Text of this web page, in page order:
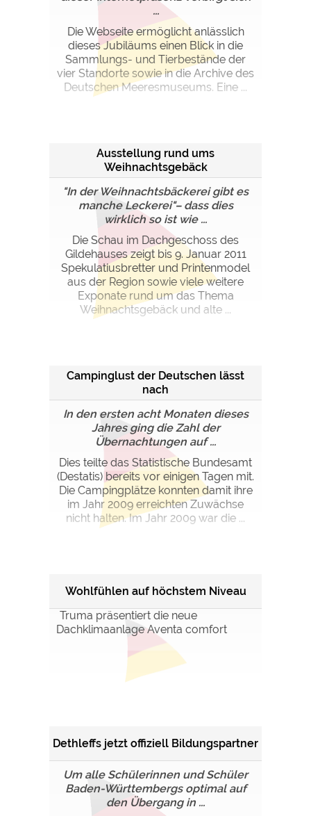
...
Die Webseite ermöglicht anlässlich
dieses Jubiläums einen Blick in die
Sammlungs- und Tierbestände der
vier Standorte sowie in die Archive des
Deutschen Meeresmuseums. Eine ...
Ausstellung rund ums
Weihnachtsgebäck
"In der Weihnachtsbäckerei gibt es
manche Leckerei"– dass dies
wirklich so ist wie ...
Die Schau im Dachgeschoss des
Gildehauses zeigt bis 9. Januar 2011
Spekulatiusbretter und Printenmodel
aus der Region sowie viele weitere
Exponate rund um das Thema
Weihnachtsgebäck und alte ...
Campinglust der Deutschen lässt
nach
In den ersten acht Monaten dieses
Jahres ging die Zahl der
Übernachtungen auf ...
Dies teilte das Statistische Bundesamt
(Destatis) bereits vor einigen Tagen mit.
Die Campingplätze konnten damit ihre
im Jahr 2009 erreichten Zuwächse
nicht halten. Im Jahr 2009 war die ...
Wohlfühlen auf höchstem Niveau
Truma präsentiert die neue
Dachklimaanlage Aventa comfort
Dethleffs jetzt offiziell Bildungspartner
Um alle Schülerinnen und Schüler
Baden-Württembergs optimal auf
den Übergang in ...